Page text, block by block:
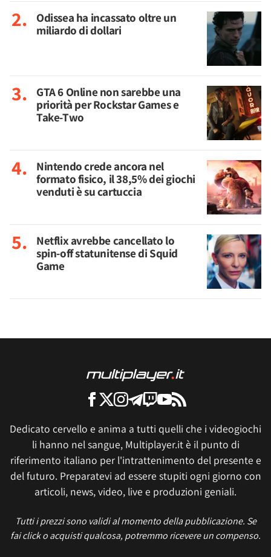
Odissea ha incassato oltre un
miliardo di dollari
GTA 6 Online non sarebbe una
priorità per Rockstar Games e
Take-Two
Nintendo crede ancora nel
formato fisico, il 38,5% dei giochi
venduti è su cartuccia
Netflix avrebbe cancellato lo
spin-off statunitense di Squid
Game
Dedicato cervello e anima a tutti quelli che i videogiochi
li hanno nel sangue, Multiplayer.it è il punto di
riferimento italiano per l'intrattenimento del presente e
del futuro. Preparatevi ad essere stupiti ogni giorno con
articoli, news, video, live e produzioni geniali.
Tutti i prezzi sono validi al momento della pubblicazione. Se
fai click o acquisti qualcosa, potremmo ricevere un compenso.